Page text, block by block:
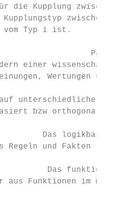
die Kupplung
Kupplungstyp zwischen
Typ i ist.
einer
Wertungen und
auf unterschiedliche
bzw orthogonal
Das
Regeln und Fakten
Das
aus Funktionen im